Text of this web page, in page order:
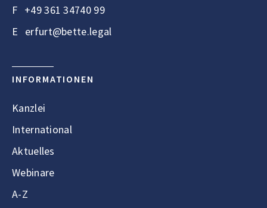
F +49 361 34740 99
E erfurt@bette.legal
INFORMATIONEN
Kanzlei
International
Aktuelles
Webinare
A-Z